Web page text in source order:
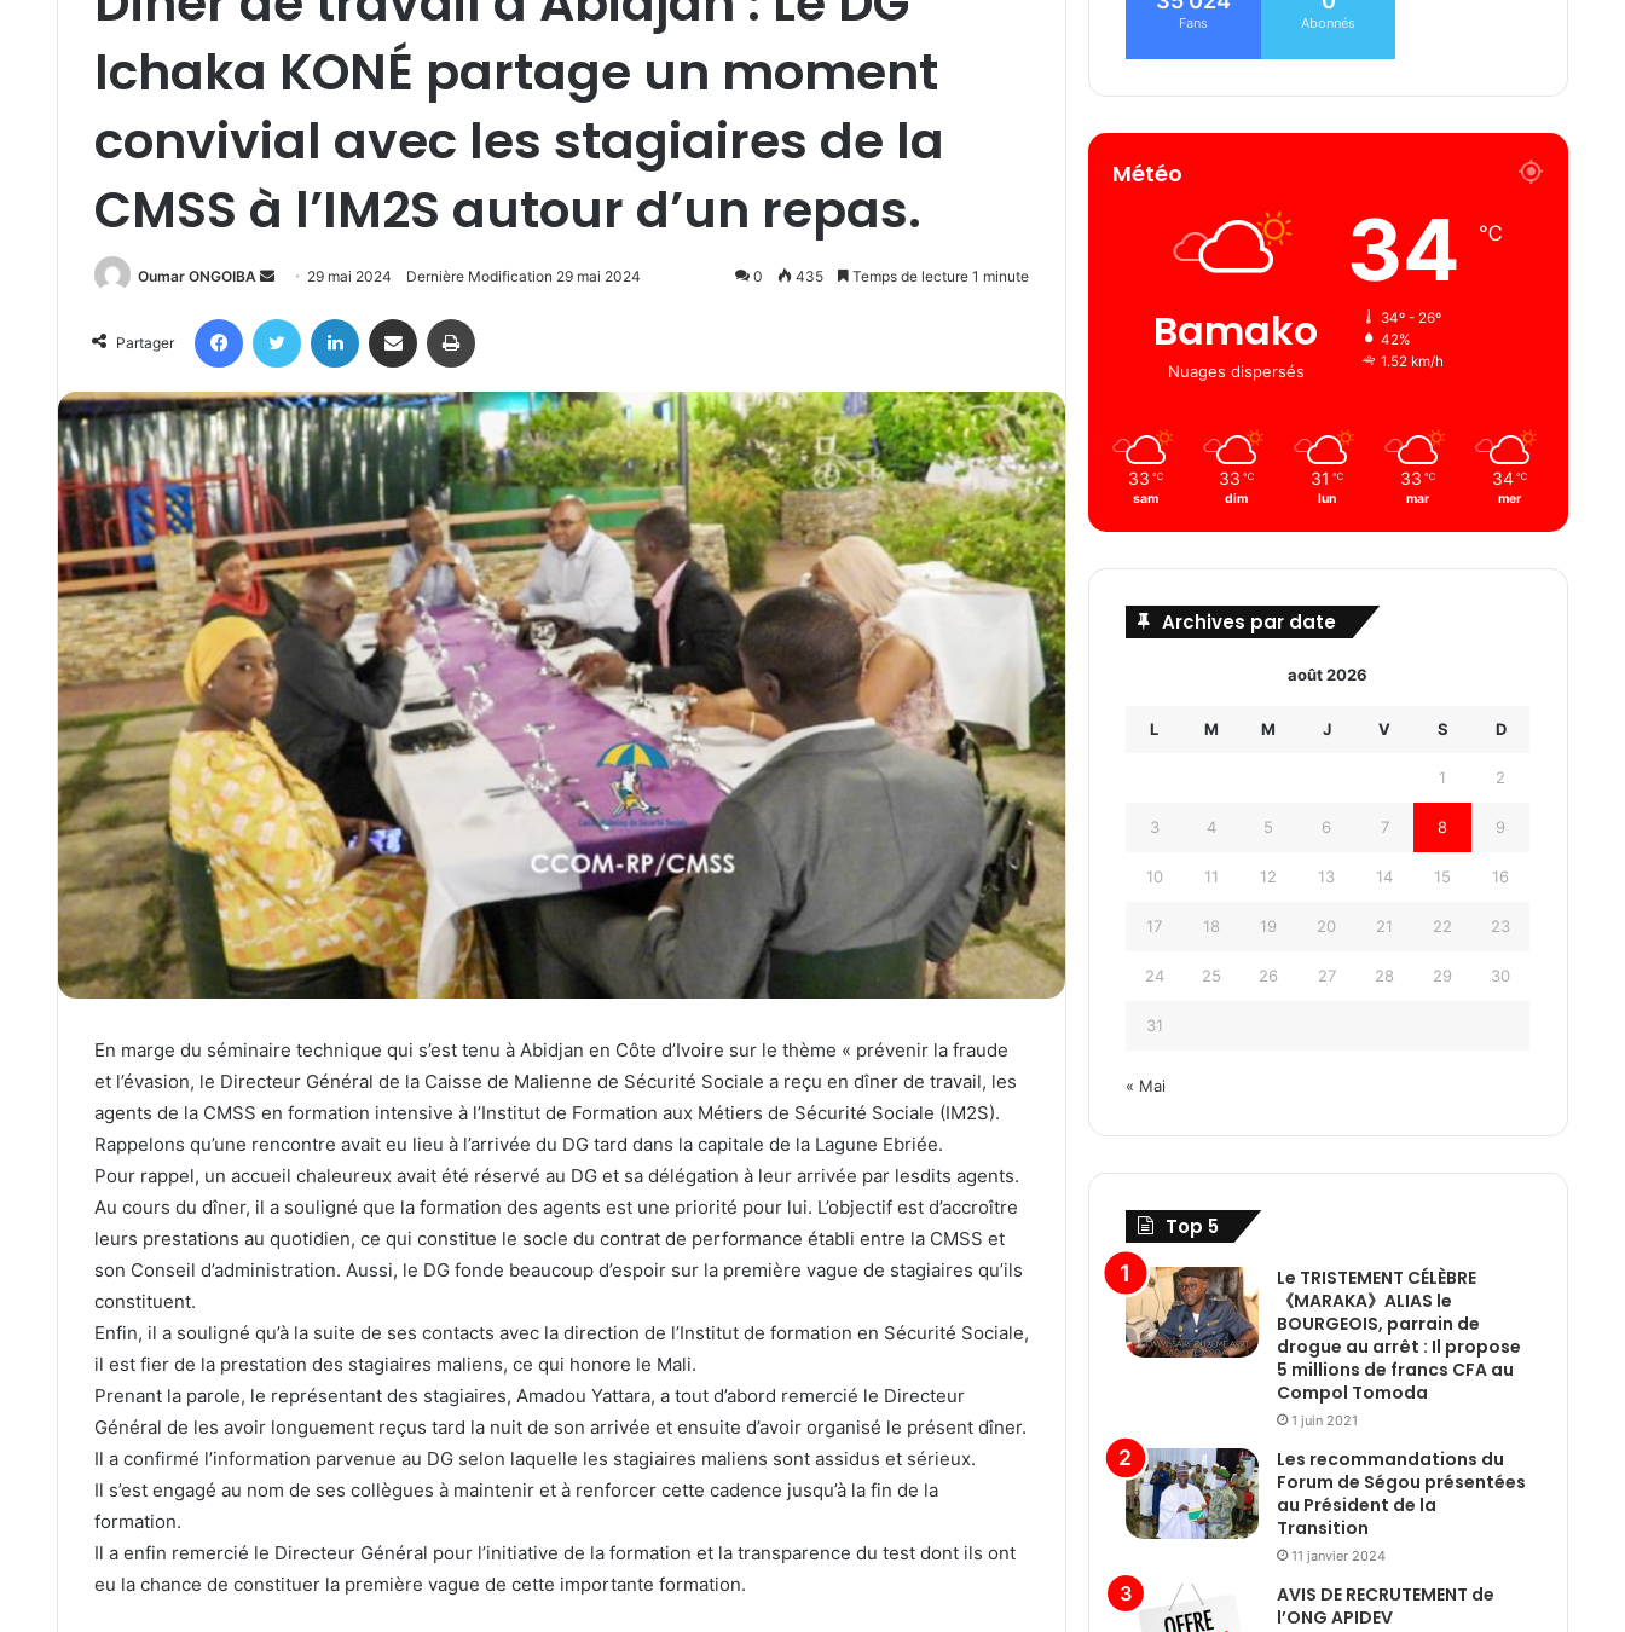
Ichaka KONÉ partage un moment
convivial avec les stagiaires de la
CMSS à l’IM2S autour d’un repas.
Oumar ONGOIBA
Send
email
29 mai 2024 Dernière Modification 29 mai 2024 0 435 Temps de lecture 1 minute
Partager
FacebookTwitter Linkedin Partager par email
En marge du séminaire technique qui s’est tenu à Abidjan en Côte d’Ivoire sur le thème « prévenir la fraude
et l’évasion, le Directeur Général de la Caisse de Malienne de Sécurité Sociale a reçu en dîner de travail, les
agents de la CMSS en formation intensive à l’Institut de Formation aux Métiers de Sécurité Sociale (IM2S).
Rappelons qu’une rencontre avait eu lieu à l’arrivée du DG tard dans la capitale de la Lagune Ebriée.
Pour rappel, un accueil chaleureux avait été réservé au DG et sa délégation à leur arrivée par lesdits agents.
Au cours du dîner, il a souligné que la formation des agents est une priorité pour lui. L’objectif est d’accroître
leurs prestations au quotidien, ce qui constitue le socle du contrat de performance établi entre la CMSS et
son Conseil d’administration. Aussi, le DG fonde beaucoup d’espoir sur la première vague de stagiaires qu’ils
constituent.
Enfin, il a souligné qu’à la suite de ses contacts avec la direction de l’Institut de formation en Sécurité Sociale,
il est fier de la prestation des stagiaires maliens, ce qui honore le Mali.
Prenant la parole, le représentant des stagiaires, Amadou Yattara, a tout d’abord remercié le Directeur
Général de les avoir longuement reçus tard la nuit de son arrivée et ensuite d’avoir organisé le présent dîner.
Il a confirmé l’information parvenue au DG selon laquelle les stagiaires maliens sont assidus et sérieux.
Il s’est engagé au nom de ses collègues à maintenir et à renforcer cette cadence jusqu’à la fin de la
formation.
Il a enfin remercié le Directeur Général pour l’initiative de la formation et la transparence du test dont ils ont
eu la chance de constituer la première vague de cette importante formation.
Fans Abonnés
Météo
Bamako
Nuages ​​dispersés
34 ℃
34º - 26º
42%
1.52 km/h
33 ℃
sam
33 ℃
dim
31 ℃
lun
33 ℃
mar
34 ℃
mer
Archives par date
août 2026
L M M J V S D
1 2
3 4 5 6 7 8 9
10 11 12 13 14 15 16
17 18 19 20 21 22 23
24 25 26 27 28 29 30
31
« Mai
Top 5
Le TRISTEMENT CÉLÈBRE
《MARAKA》ALIAS le
BOURGEOIS, parrain de
drogue au arrêt : Il propose
5 millions de francs CFA au
Compol Tomoda
1 juin 2021
Les recommandations du
Forum de Ségou présentées
au Président de la
Transition
11 janvier 2024
AVIS DE RECRUTEMENT de
l’ONG APIDEV